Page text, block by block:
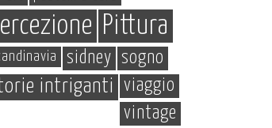
Pittura
sidney sogno
intriganti
viaggio
vintage